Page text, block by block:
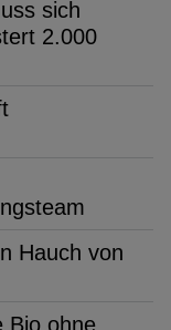
sich
2.000
Hauch von
Bio ohne